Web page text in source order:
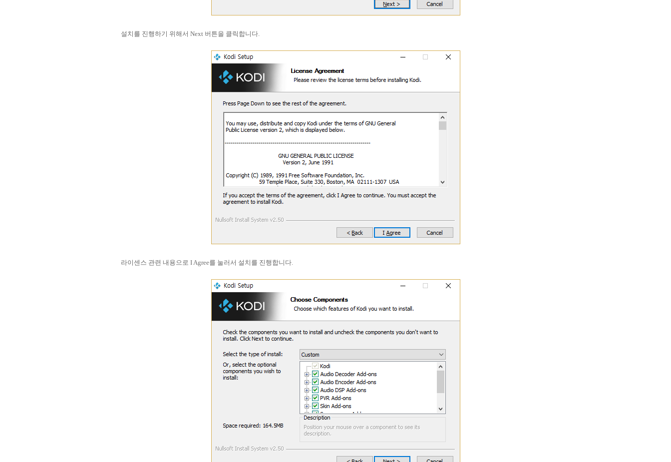
설치를 진행하기 위해서 Next 버튼을 클릭합니다.
라이센스 관련 내용으로 I Agree를 눌러서 설치를 진행합니다.